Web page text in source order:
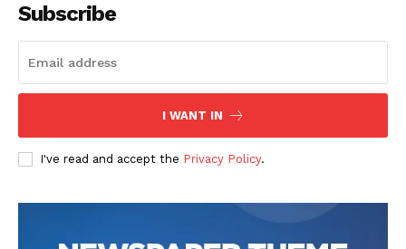
DOWNLOAD NOW
Subscribe
I WANT IN
I've read and accept the Privacy Policy.